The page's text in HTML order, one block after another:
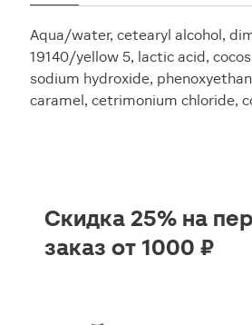
Aqua/water, cetearyl alcohol,
19140/yellow 5, lactic acid,
sodium hydroxide,
caramel, cetrimonium chloride,
Скидка 25% на
заказ от 1000 ₽